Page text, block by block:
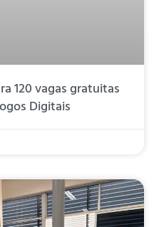
120 vagas gratuitas
Digitais